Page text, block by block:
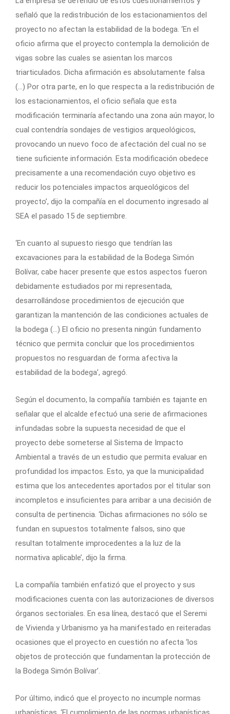
señaló que la redistribución de los estacionamientos del
proyecto no afectan la estabilidad de la bodega. ‘En el
oficio afirma que el proyecto contempla la demolición de
vigas sobre las cuales se asientan los marcos
triarticulados. Dicha afirmación es absolutamente falsa
(…) Por otra parte, en lo que respecta a la redistribución de
los estacionamientos, el oficio señala que esta
modificación terminaría afectando una zona aún mayor, lo
cual contendría sondajes de vestigios arqueológicos,
provocando un nuevo foco de afectación del cual no se
tiene suficiente información. Esta modificación obedece
precisamente a una recomendación cuyo objetivo es
reducir los potenciales impactos arqueológicos del
proyecto’, dijo la compañía en el documento ingresado al
SEA el pasado 15 de septiembre.
‘En cuanto al supuesto riesgo que tendrían las
excavaciones para la estabilidad de la Bodega Simón
Bolívar, cabe hacer presente que estos aspectos fueron
debidamente estudiados por mi representada,
desarrollándose procedimientos de ejecución que
garantizan la mantención de las condiciones actuales de
la bodega (…) El oficio no presenta ningún fundamento
técnico que permita concluir que los procedimientos
propuestos no resguardan de forma afectiva la
estabilidad de la bodega’, agregó.
Según el documento, la compañía también es tajante en
señalar que el alcalde efectuó una serie de afirmaciones
infundadas sobre la supuesta necesidad de que el
proyecto debe someterse al Sistema de Impacto
Ambiental a través de un estudio que permita evaluar en
profundidad los impactos. Esto, ya que la municipalidad
estima que los antecedentes aportados por el titular son
incompletos e insuficientes para arribar a una decisión de
consulta de pertinencia. ‘Dichas afirmaciones no sólo se
fundan en supuestos totalmente falsos, sino que
resultan totalmente improcedentes a la luz de la
normativa aplicable’, dijo la firma.
La compañía también enfatizó que el proyecto y sus
modificaciones cuenta con las autorizaciones de diversos
órganos sectoriales. En esa línea, destacó que el Seremi
de Vivienda y Urbanismo ya ha manifestado en reiteradas
ocasiones que el proyecto en cuestión no afecta ‘los
objetos de protección que fundamentan la protección de
la Bodega Simón Bolívar’.
Por último, indicó que el proyecto no incumple normas